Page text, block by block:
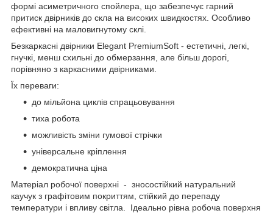
формі асиметричного спойлера, що забезпечує гарний
притиск двірників до скла на високих швидкостях. Особливо
ефективні на маловигнутому склі.
Безкаркасні двірники Elegant PremiumSoft - естетичні, легкі,
гнучкі, менш схильні до обмерзання, але більш дорогі,
порівняно з каркасними двірниками.
Їх переваги:
до мільйона циклів спрацьовування
тиха робота
можливість зміни гумової стрічки
універсальне кріплення
демократична ціна
Матеріал робочої поверхні - зносостійкий натуральний
каучук з графітовим покриттям, стійкий до перепаду
температури і впливу світла. Ідеально рівна робоча поверхня